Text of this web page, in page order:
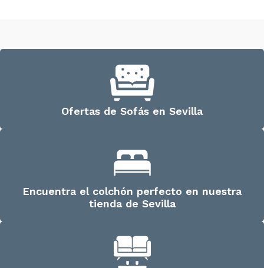
Ofertas de Sofás en Sevilla
Encuentra el colchón perfecto en nuestra
tienda de Sevilla